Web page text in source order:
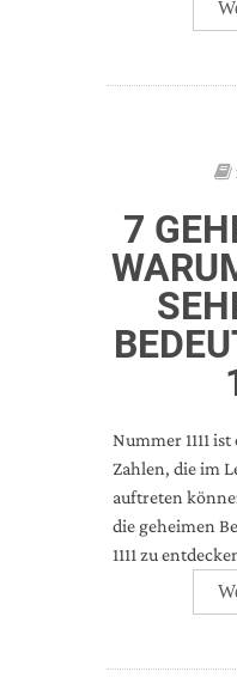
7
Nummer 1111
Zahlen, die im
auftreten
die geheimen
1111 zu